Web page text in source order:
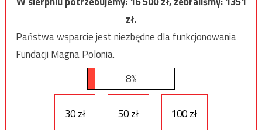
zł.
Państwa wsparcie jest niezbędne dla funkcjonowania
Fundacji Magna Polonia.
8%
30 zł 50 zł 100 zł